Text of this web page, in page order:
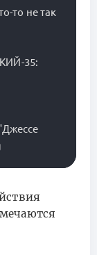
то не так
35: